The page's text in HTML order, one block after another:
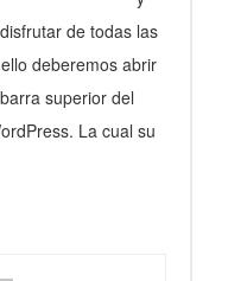
de todas las
deberemos abrir
superior del
La cual su